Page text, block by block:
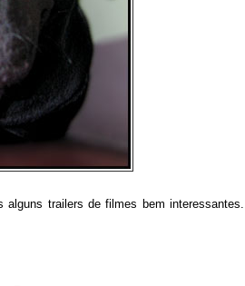
trailers de filmes bem interessantes.